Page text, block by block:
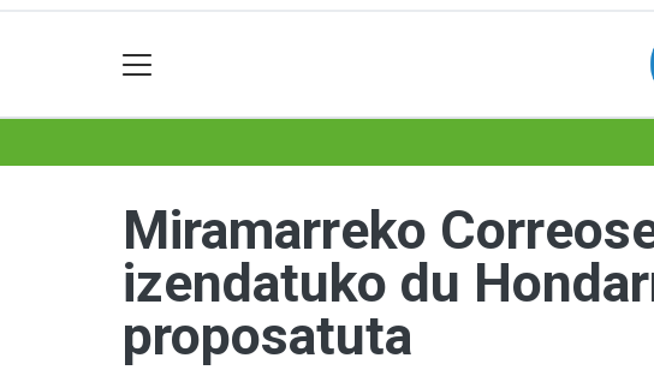
Miramarreko
izendatuko du
proposatuta